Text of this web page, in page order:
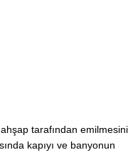
tarafından emilmesini
kapıyı ve banyonun